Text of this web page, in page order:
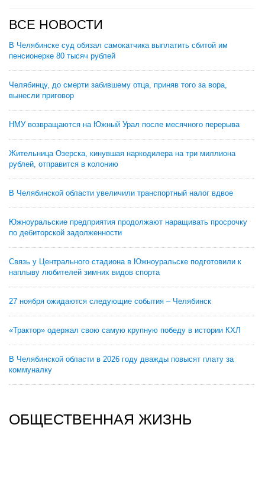
ВСЕ НОВОСТИ
В Челябинске суд обязал самокатчика выплатить сбитой им
пенсионерке 80 тысяч рублей
Челябинцу, до смерти забившему отца, приняв того за вора,
вынесли приговор
НМУ возвращаются на Южный Урал после месячного перерыва
Жительница Озерска, кинувшая наркодилера на три миллиона
рублей, отправится в колонию
В Челябинской области увеличили транспортный налог вдвое
Южноуральские предприятия продолжают наращивать просрочку
по дебиторской задолженности
Связь у Центрального стадиона в Южноуральске подготовили к
наплыву любителей зимних видов спорта
27 ноября ожидаются следующие события – Челябинск
«Трактор» одержал свою самую крупную победу в истории КХЛ
В Челябинской области в 2026 году дважды повысят плату за
коммуналку
ОБЩЕСТВЕННАЯ ЖИЗНЬ